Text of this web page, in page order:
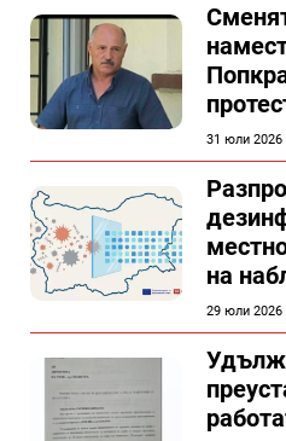
31 юли 2026
на
проект
29 юли 2026